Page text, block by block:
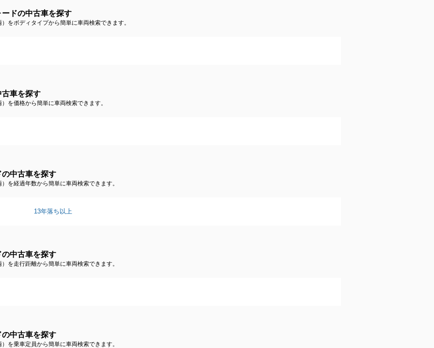
ドの中古車を探す
をボディタイプから簡単に車両検索できます。
車を探す
を価格から簡単に車両検索できます。
中古車を探す
を経過年数から簡単に車両検索できます。
13年落ち以上
中古車を探す
を走行距離から簡単に車両検索できます。
中古車を探す
を乗車定員から簡単に車両検索できます。